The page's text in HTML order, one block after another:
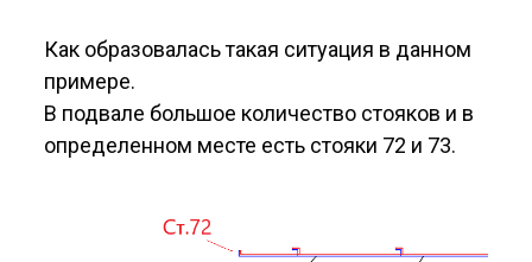
Как образовалась такая ситуация в данном
примере.
В подвале большое количество стояков и в
определенном месте есть стояки 72 и 73.